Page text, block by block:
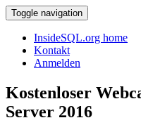
Toggle navigation
InsideSQL.org home
Kontakt
Anmelden
Kostenloser
Server 2016